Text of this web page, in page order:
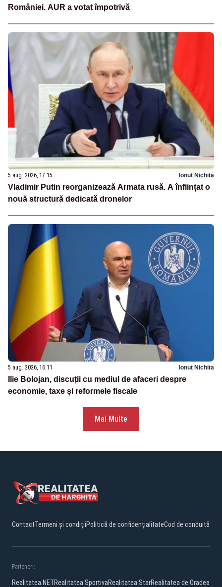
României. AUR a votat împotrivă
5 aug. 2026, 17:15 Ionuț Nichita
Vladimir Putin reorganizează Armata rusă. A înființat o
nouă structură dedicată dronelor
5 aug. 2026, 16:11 Ionuț Nichita
Ilie Bolojan, discuții cu mediul de afaceri despre
economie, taxe și reformele fiscale
Mai Multe
ContactTermeni și condițiiPolitică de confidențialitateCod de conduită
Parteneri:
Realitatea.NETRealitatea SportivaRealitatea StarRealitatea de Oradea